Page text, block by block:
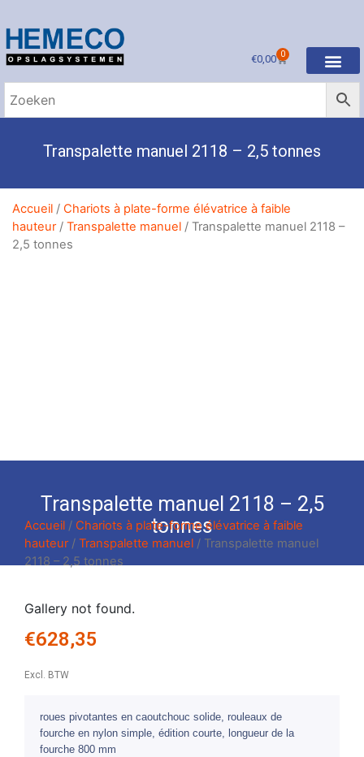
€0,00 0
Transpalette manuel 2118 – 2,5 tonnes
Accueil / Chariots à plate-forme élévatrice à faible
hauteur/ Transpalette manuel / Transpalette manuel 2118 –
2,5 tonnes
Transpalette manuel 2118 – 2,5
tonnes
Accueil / Chariots à plate-forme élévatrice à faible
hauteur/ Transpalette manuel / Transpalette manuel
2118 – 2,5 tonnes
Gallery not found.
€628,35
Excl. BTW
roues pivotantes en caoutchouc solide, rouleaux de
fourche en nylon simple, édition courte, longueur de la
fourche 800 mm